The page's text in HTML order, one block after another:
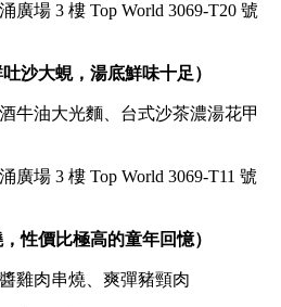
廣場 3 樓 Top World 3069-T20 號
沙大蜆，湯底鮮味十足）
牛油大光麵、台式沙茶濃湯花甲
廣場 3 樓 Top World 3069-T11 號
性價比極高的童年回憶）
雞肉串燒、爽彈豬頸肉